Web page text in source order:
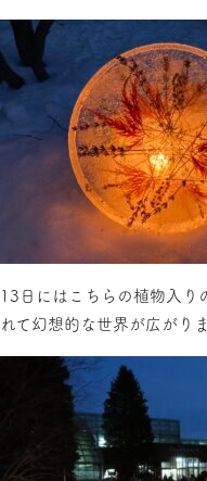
13日にはこちらの植物入り
れて幻想的な世界が広がりま